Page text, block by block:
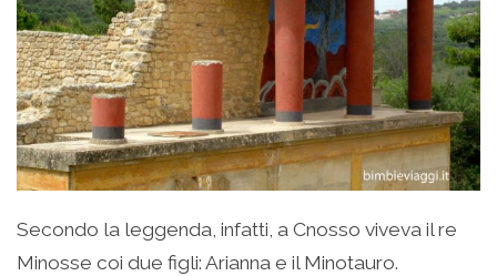
Secondo la leggenda, infatti, a Cnosso viveva il re
Minosse coi due figli: Arianna e il Minotauro.